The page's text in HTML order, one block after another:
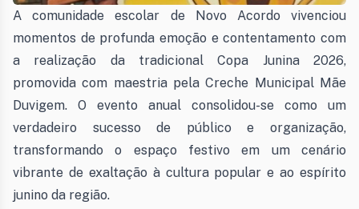
A comunidade escolar de Novo Acordo vivenciou
momentos de profunda emoção e contentamento com
a realização da tradicional Copa Junina 2026,
promovida com maestria pela Creche Municipal Mãe
Duvigem. O evento anual consolidou-se como um
verdadeiro sucesso de público e organização,
transformando o espaço festivo em um cenário
vibrante de exaltação à cultura popular e ao espírito
junino da região.